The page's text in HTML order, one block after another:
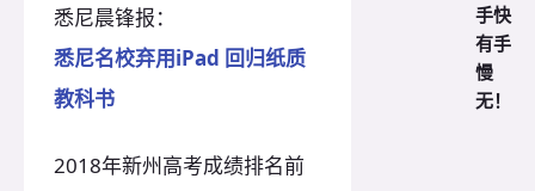
悉尼晨锋报：
悉尼名校弃用iPad 回归纸质
教科书
2018年新州高考成绩排名前
手快
有手
慢
无！